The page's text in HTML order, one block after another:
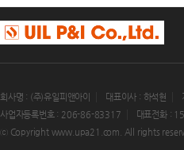
회사명 : (주)유일피앤아이 대표이사 : 하석현
사업자등록번호 : 206-86-83317
대표전화 :
ⓒ Copyright www.upa21.com. All rights